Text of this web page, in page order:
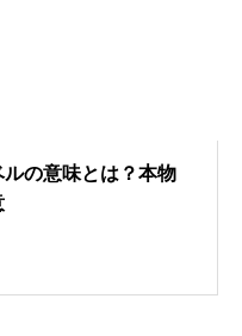
の意味とは？本物